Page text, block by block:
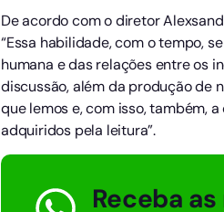
De acordo com o diretor
“Essa habilidade, com o tempo,
humana e das relações entre os
discussão, além da produção de
que lemos e, com isso, também,
adquiridos pela leitura”.
Receba